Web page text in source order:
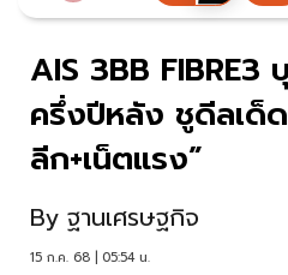
AIS 3BB FIBRE3
ครึ่งปีหลัง ชูดีลเด็
ลีก+เน็ตแรง”
By ฐานเศรษฐกิจ
15 ก.ค. 68 | 05:54 น.